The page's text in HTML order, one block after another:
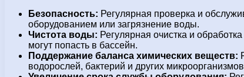
Безопасность: Регулярная проверка и
оборудованием или загрязнение воды.
Чистота воды: Регулярная очистка и
могут попасть в бассейн.
Поддержание баланса химических веществ:
водорослей, бактерий и других